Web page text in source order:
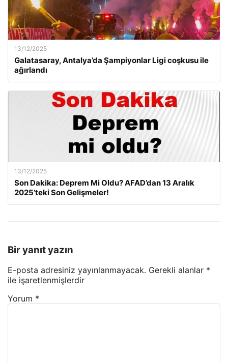
13/12/2025
Galatasaray, Antalya’da Şampiyonlar Ligi coşkusu ile
ağırlandı
13/12/2025
Son Dakika: Deprem Mi Oldu? AFAD’dan 13 Aralık
2025’teki Son Gelişmeler!
Bir yanıt yazın
E-posta adresiniz yayınlanmayacak. Gerekli alanlar *
ile işaretlenmişlerdir
Yorum *